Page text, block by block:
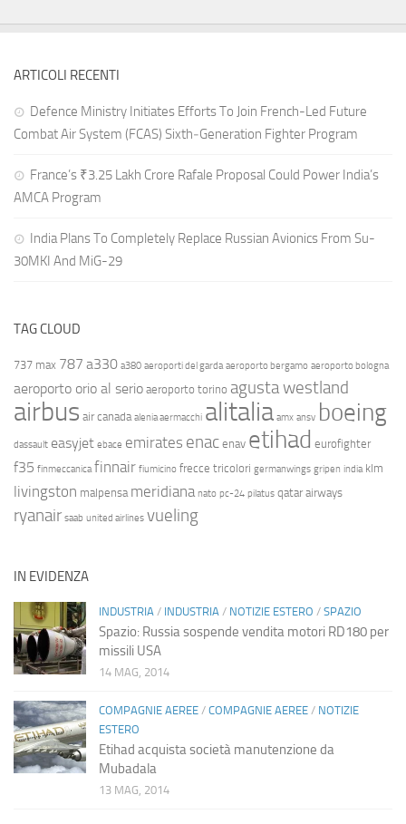
ARTICOLI RECENTI
Defence Ministry Initiates Efforts To Join French-Led Future
Combat Air System (FCAS) Sixth‑Generation Fighter Program
France’s ₹3.25 Lakh Crore Rafale Proposal Could Power India’s
AMCA Program
India Plans To Completely Replace Russian Avionics From Su-
30MKI And MiG-29
TAG CLOUD
737 max 787 a330 a380 aeroporti del garda aeroporto bergamo aeroporto bologna
aeroporto orio al serio aeroporto torino agusta westland
airbus air canada alenia aermacchi alitalia amx ansv boeing
dassault easyjet ebace emirates enac enav etihad eurofighter
f35 finmeccanica finnair fiumicino frecce tricolori germanwings gripen india klm
livingston malpensa meridiana nato pc-24 pilatus qatar airways
ryanair saab united airlines vueling
IN EVIDENZA
INDUSTRIA / INDUSTRIA / NOTIZIE ESTERO / SPAZIO
Spazio: Russia sospende vendita motori RD180 per
missili USA
14 MAG, 2014
COMPAGNIE AEREE / COMPAGNIE AEREE / NOTIZIE
ESTERO
Etihad acquista società manutenzione da
Mubadala
13 MAG, 2014